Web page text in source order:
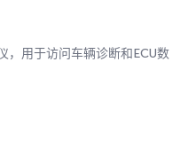
，用于访问车辆诊断和ECU数